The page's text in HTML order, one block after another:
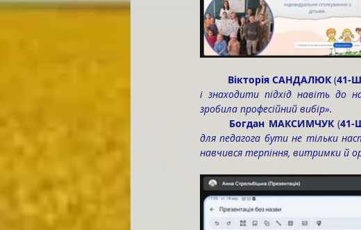
	Вікторія САНДАЛЮК
(41-
і знаходити підхід навіть до
зробила професійний вибір».
	Богдан МАКСИМЧУК
(41-
для педагога бути не тільки
навчився терпіння, витримки й